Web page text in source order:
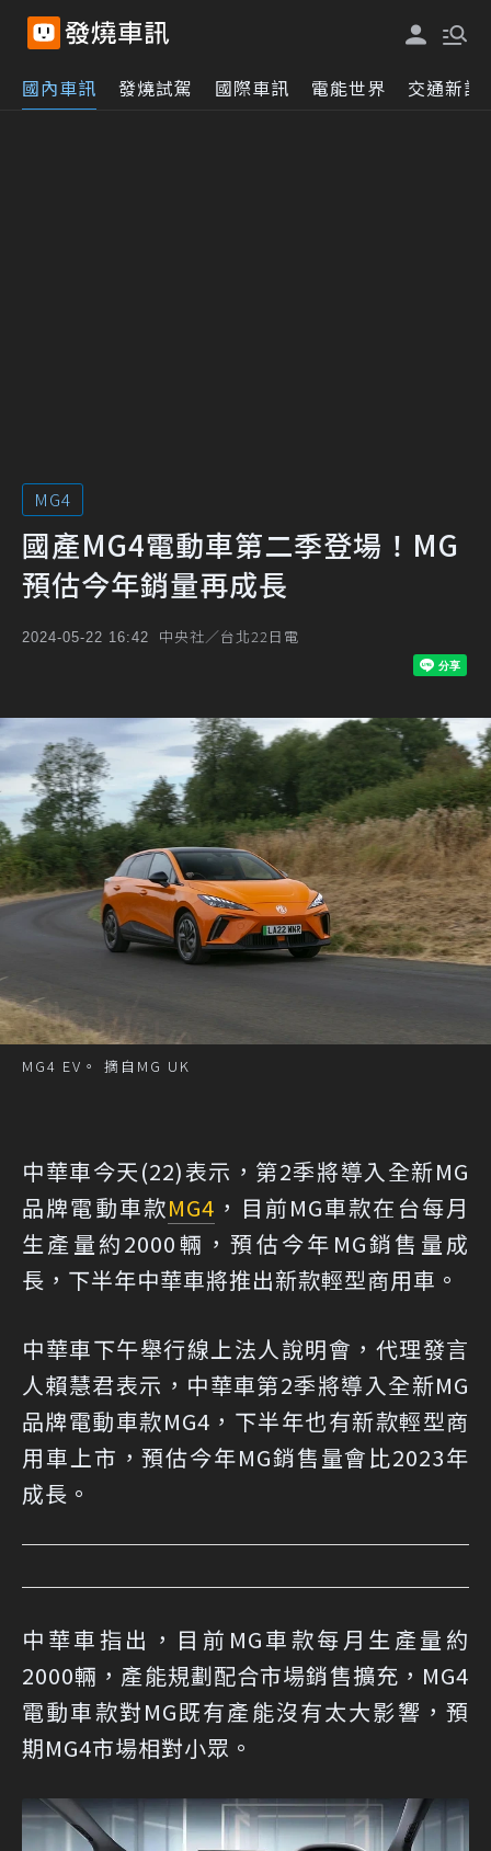
國內車訊 發燒試駕 國際車訊 電能世界 交通新訊
MG4
國產MG4電動車第二季登場！MG
預估今年銷量再成長
2024-05-22 16:42 中央社／台北22日電
MG4 EV。 摘自MG UK
中華車今天(22)表示，第2季將導入全新MG
品牌電動車款MG4 ，目前MG車款在台每月
生產量約2000輛，預估今年MG銷售量成
長，下半年中華車將推出新款輕型商用車。
中華車下午舉行線上法人說明會，代理發言
人賴慧君表示，中華車第2季將導入全新MG
品牌電動車款MG4，下半年也有新款輕型商
用車上市，預估今年MG銷售量會比2023年
成長。
中華車指出，目前MG車款每月生產量約
2000輛，產能規劃配合市場銷售擴充，MG4
電動車款對MG既有產能沒有太大影響，預
期MG4市場相對小眾。